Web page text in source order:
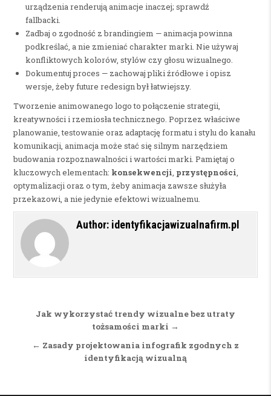
urządzenia renderują animacje inaczej; sprawdź
fallbacki.
Zadbaj o zgodność z brandingiem — animacja powinna
podkreślać, a nie zmieniać charakter marki. Nie używaj
konfliktowych kolorów, stylów czy głosu wizualnego.
Dokumentuj proces — zachowaj pliki źródłowe i opisz
wersje, żeby future redesign był łatwiejszy.
Tworzenie animowanego logo to połączenie strategii,
kreatywności i rzemiosła technicznego. Poprzez właściwe
planowanie, testowanie oraz adaptację formatu i stylu do kanału
komunikacji, animacja może stać się silnym narzędziem
budowania rozpoznawalności i wartości marki. Pamiętaj o
kluczowych elementach: konsekwencji przystępności
optymalizacji oraz o tym, żeby animacja zawsze służyła
przekazowi, a nie jedynie efektowi wizualnemu.
Author: identyfikacjawizualnafirm.pl
Nawigacja wpisu
Jak wykorzystać trendy wizualne bez utraty
tożsamości marki →
← Zasady projektowania infografik zgodnych z
identyfikacją wizualną